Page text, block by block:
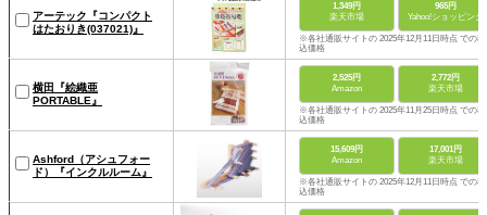
アーテック『コンパクト
はたおりき(037021)』
1,349円
楽天市場
965円
Yahoo!ショッピング
※各社通販サイトの 2025年12月11日時点 での税
込価格
横田『絵織亜
PORTABLE』
2,525円
Amazon
2,772円
楽天市場
※各社通販サイトの 2025年11月25日時点 での税
込価格
Ashford（アシュフォー
ド）『インクルルーム』
15,609円
Amazon
17,001円
楽天市場
※各社通販サイトの 2025年12月11日時点 での税
込価格